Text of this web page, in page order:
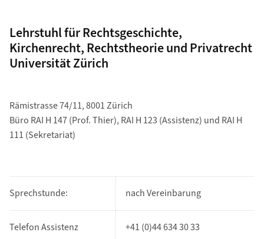
Lehrstuhl für Rechtsgeschichte,
Kirchenrecht, Rechtstheorie und Privatrecht
Universität Zürich
Rämistrasse 74/11, 8001 Zürich
Büro RAI H 147 (Prof. Thier), RAI H 123 (Assistenz) und RAI H
111 (Sekretariat)
Sprechstunde: nach Vereinbarung
Telefon Assistenz +41 (0)44 634 30 33